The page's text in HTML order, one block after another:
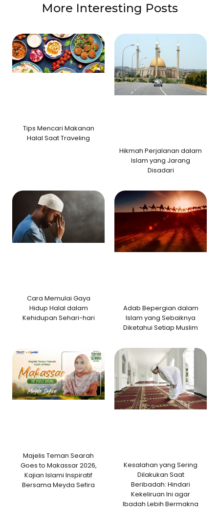
More Interesting Posts
Tips Mencari Makanan
Halal Saat Traveling
Hikmah Perjalanan dalam
Islam yang Jarang
Disadari
Cara Memulai Gaya
Hidup Halal dalam
Kehidupan Sehari-hari
Adab Bepergian dalam
Islam yang Sebaiknya
Diketahui Setiap Muslim
Majelis Teman Searah
Goes to Makassar 2026,
Kajian Islami Inspiratif
Bersama Meyda Sefira
Kesalahan yang Sering
Dilakukan Saat
Beribadah: Hindari
Kekeliruan Ini agar
Ibadah Lebih Bermakna